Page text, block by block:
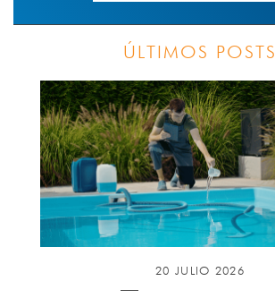
ÚLTIMOS POSTS
20 JULIO 2026